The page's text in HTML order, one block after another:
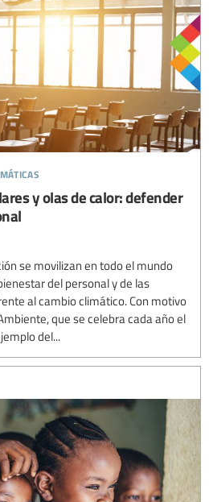
y olas de calor: defender
se movilizan en todo el mundo
del personal y de las
al cambio climático. Con motivo
que se celebra cada año el
del...